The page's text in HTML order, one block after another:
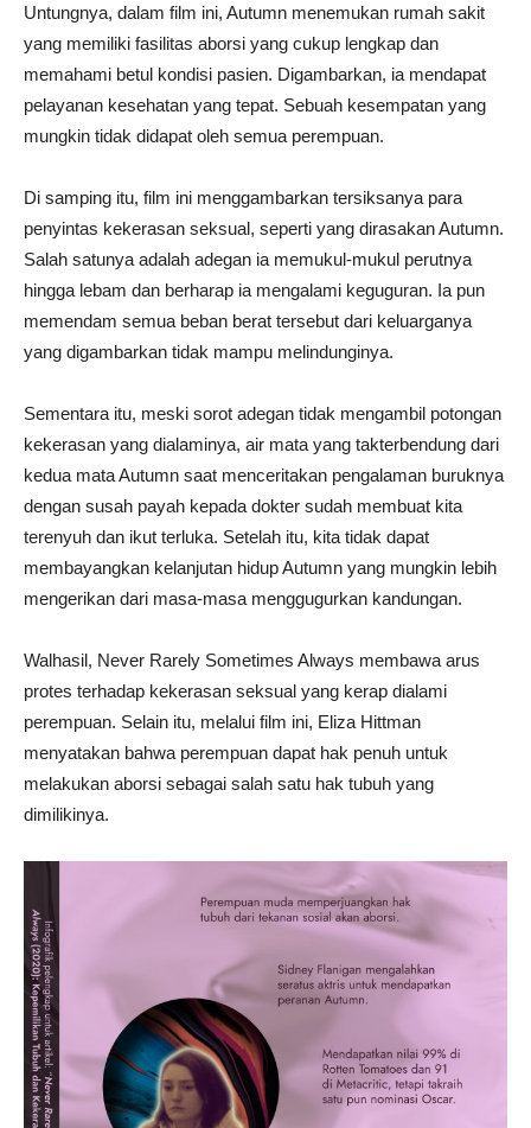
Untungnya, dalam film ini, Autumn menemukan rumah sakit
yang memiliki fasilitas aborsi yang cukup lengkap dan
memahami betul kondisi pasien. Digambarkan, ia mendapat
pelayanan kesehatan yang tepat. Sebuah kesempatan yang
mungkin tidak didapat oleh semua perempuan.
Di samping itu, film ini menggambarkan tersiksanya para
penyintas kekerasan seksual, seperti yang dirasakan Autumn.
Salah satunya adalah adegan ia memukul-mukul perutnya
hingga lebam dan berharap ia mengalami keguguran. Ia pun
memendam semua beban berat tersebut dari keluarganya
yang digambarkan tidak mampu melindunginya.
Sementara itu, meski sorot adegan tidak mengambil potongan
kekerasan yang dialaminya, air mata yang takterbendung dari
kedua mata Autumn saat menceritakan pengalaman buruknya
dengan susah payah kepada dokter sudah membuat kita
terenyuh dan ikut terluka. Setelah itu, kita tidak dapat
membayangkan kelanjutan hidup Autumn yang mungkin lebih
mengerikan dari masa-masa menggugurkan kandungan.
Walhasil, Never Rarely Sometimes Always membawa arus
protes terhadap kekerasan seksual yang kerap dialami
perempuan. Selain itu, melalui film ini, Eliza Hittman
menyatakan bahwa perempuan dapat hak penuh untuk
melakukan aborsi sebagai salah satu hak tubuh yang
dimilikinya.